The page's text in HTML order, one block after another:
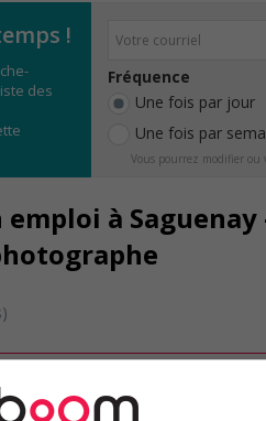
!
des
Fréquence
Une fois par jour
Une fois par
Vous pourrez modifier ou
à Saguenay
recherche n'a produit aucun
une nouvelle recherche.